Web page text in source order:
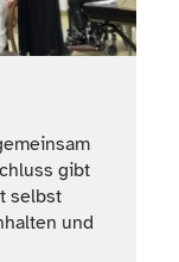
gibt
selbst
und